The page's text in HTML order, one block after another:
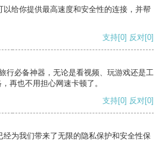
给你提供最高速度和安全性的连接，并帮
支持[0] 反对[0]
行必备神器，无论是看视频、玩游戏还是工
再也不用担心网速卡顿了。
支持[0] 反对[0]
为我们带来了无限的隐私保护和安全性保